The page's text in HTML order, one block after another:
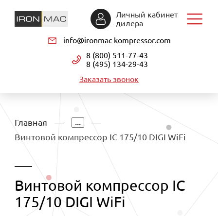
info@ironmac-kompressor.com
8 (800) 511-77-43
8 (495) 134-29-43
Заказать звонок
Личный кабинет
дилера
Главная
...
Винтовой компрессор IC 175/10 DIGI WiFi
Винтовой компрессор IC
175/10 DIGI WiFi